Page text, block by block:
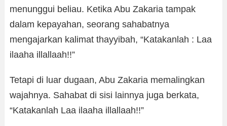
menunggui beliau. Ketika Abu Zakaria tampak
dalam kepayahan, seorang sahabatnya
mengajarkan kalimat thayyibah, “Katakanlah : Laa
ilaaha illallaah!!”
Tetapi di luar dugaan, Abu Zakaria memalingkan
wajahnya. Sahabat di sisi lainnya juga berkata,
“Katakanlah Laa ilaaha illallaah!!”